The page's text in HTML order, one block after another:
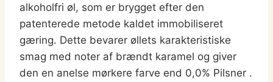
alkoholfri øl, som er brygget efter den
patenterede metode kaldet immobiliseret
gæring. Dette bevarer øllets karakteristiske
smag med noter af brændt karamel og giver
den en anelse mørkere farve end 0,0% Pilsner .